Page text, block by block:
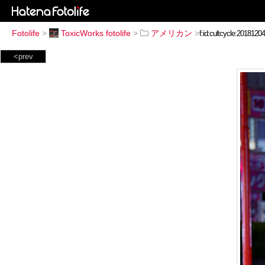
Fotolife > ToxicWorks fotolife > アメリカン >
<prev